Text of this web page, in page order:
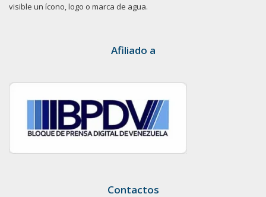
visible un ícono, logo o marca de agua.
Afiliado a
Contactos